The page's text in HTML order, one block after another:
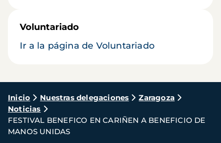
Voluntariado
Ir a la página de Voluntariado
Ruta
de
navegación
Inicio Nuestras delegaciones
Zaragoza
Noticias
FESTIVAL BENEFICO EN CARIÑEN A BENEFICIO DE
MANOS UNIDAS